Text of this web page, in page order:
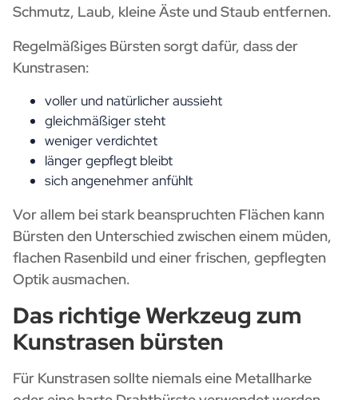
Schmutz, Laub, kleine Äste und Staub entfernen.
Regelmäßiges Bürsten sorgt dafür, dass der
Kunstrasen:
voller und natürlicher aussieht
gleichmäßiger steht
weniger verdichtet
länger gepflegt bleibt
sich angenehmer anfühlt
Vor allem bei stark beanspruchten Flächen kann
Bürsten den Unterschied zwischen einem müden,
flachen Rasenbild und einer frischen, gepflegten
Optik ausmachen.
Das richtige Werkzeug zum
Kunstrasen bürsten
Für Kunstrasen sollte niemals eine Metallharke